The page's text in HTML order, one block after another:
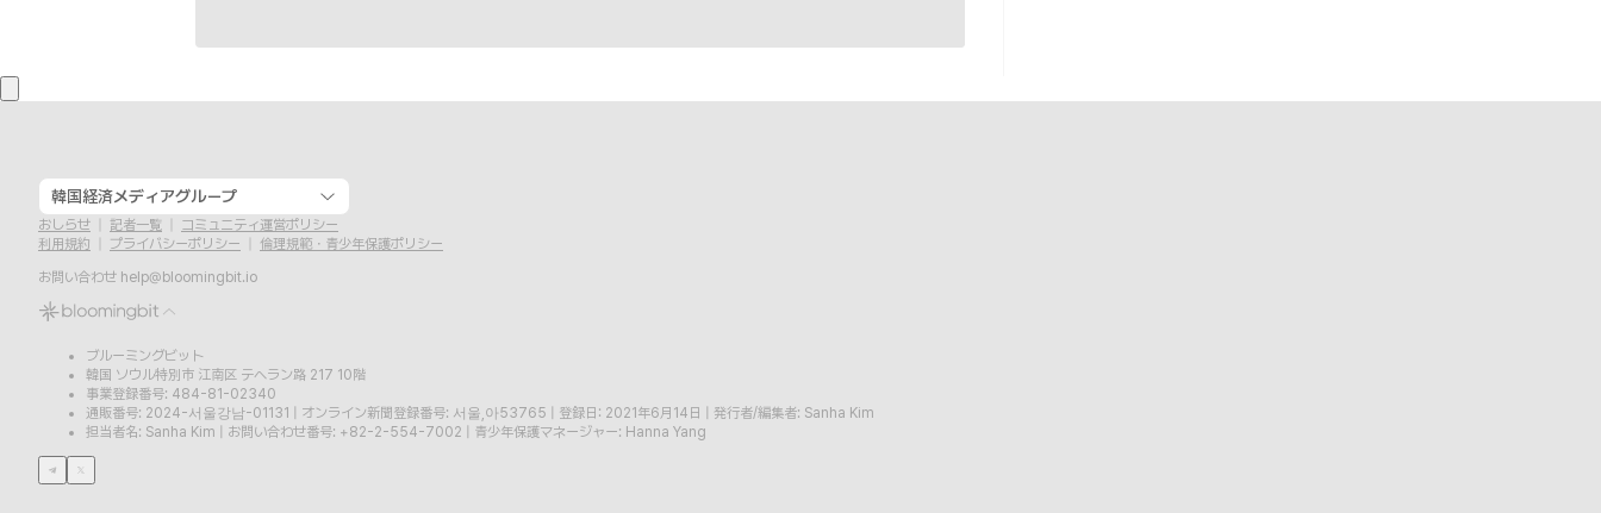
韓国経済メディアグループ
おしらせ 記者一覧
コミュニティ運営ポリシー
利用規約
プライバシーポリシー
倫理規範・青少年保護ポリシー
お問い合わせ help@bloomingbit.io
ブルーミングビット
韓国 ソウル特別市 江南区 テヘラン路 217 10階
事業登録番号: 484-81-02340
通販番号: 2024-서울강남-01131
オンライン新聞登録番号: 서울,아53765 登録日: 2021年6月14日
発行者/編集者: Sanha Kim
担当者名: Sanha Kim
お問い合わせ番号: +82-2-554-7002 青少年保護マネージャー: Hanna Yang